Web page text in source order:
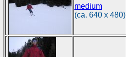
medium
(ca. 640 x 480)